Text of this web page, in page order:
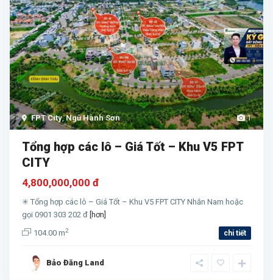
1
FPT City,Ngũ Hành Sơn
Tổng hợp các lô – Giá Tốt – Khu V5 FPT
CITY
4,800,000,000 đ
✳ Tổng hợp các lô – Giá Tốt – Khu V5 FPT CITY Nhắn Nam hoặc
gọi 0901 303 202 đ [hơn]
104.00 m2 chi tiết
Bảo Đăng Land